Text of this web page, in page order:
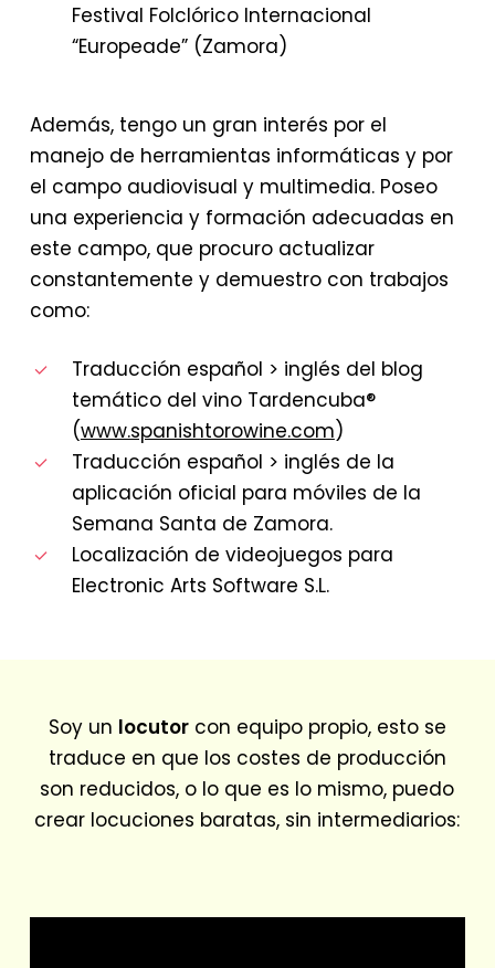
Festival Folclórico Internacional
“Europeade” (Zamora)
Además, tengo un gran interés por el
manejo de herramientas informáticas y por
el campo audiovisual y multimedia. Poseo
una experiencia y formación adecuadas en
este campo, que procuro actualizar
constantemente y demuestro con trabajos
como:
Traducción español > inglés del blog
temático del vino Tardencuba®
(www.spanishtorowine.com)
Traducción español > inglés de la
aplicación oficial para móviles de la
Semana Santa de Zamora.
Localización de videojuegos para
Electronic Arts Software S.L.
Soy un locutorcon equipo propio, esto se
traduce en que los costes de producción
son reducidos, o lo que es lo mismo, puedo
crear locuciones baratas, sin intermediarios: